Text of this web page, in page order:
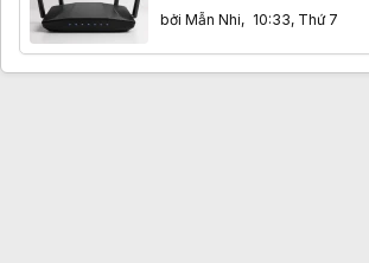
bởi Mẫn Nhi, 10:33, Thứ 7